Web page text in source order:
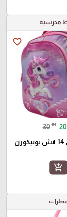
مدرسية
favorite_border
30 ₪ 20
add_shopping_cart